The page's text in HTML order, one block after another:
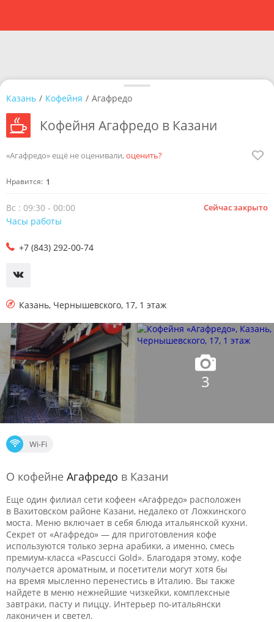
3
Wi-Fi
Казань / Кофейня / Агафредо
Кофейня Агафредо в Казани
«Агафредо» ещё не оценивали, оценить?
Нравится: 1
+7 (843) 292-00-74
Казань, Чернышевского, 17, 1 этаж
Сейчас закрыто
Вс : 09:30 - 00:00
Часы работы
О кофейне Агафредо в Казани
Еще один филиал сети кофеен «Агафредо» расположен
в Вахитовском районе Казани, недалеко от Ложкинского
моста. Меню включает в себя блюда итальянской кухни.
Секрет от «Агафредо» — для приготовления кофе
используются только зерна арабики, а именно, смесь
премиум-класса «Pascucci Gold». Благодаря этому, кофе
получается ароматным, и посетители могут хотя бы
на время мысленно перенестись в Италию. Вы также
найдете в меню нежнейшие чизкейки, комплексные
завтраки, пасту и пиццу. Интерьер по-итальянски
лаконичен и светел.